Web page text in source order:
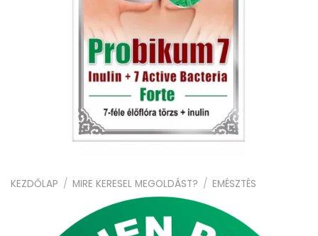
KEZDŐLAP / MIRE KERESEL MEGOLDÁST? / EMÉSZTÉS